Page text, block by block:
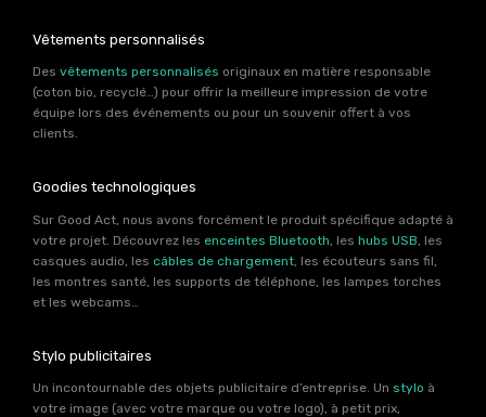
Vêtements personnalisés
Des vêtements personnalisés originaux en matière responsable
(coton bio, recyclé…) pour offrir la meilleure impression de votre
équipe lors des événements ou pour un souvenir offert à vos
clients.
Goodies technologiques
Sur Good Act, nous avons forcément le produit spécifique adapté à
votre projet. Découvrez les enceintes Bluetooth , les hubs USB , les
casques audio, les câbles de chargement , les écouteurs sans fil,
les montres santé, les supports de téléphone, les lampes torches
et les webcams…
Stylo publicitaires
Un incontournable des objets publicitaire d’entreprise. Un stylo à
votre image (avec votre marque ou votre logo), à petit prix,